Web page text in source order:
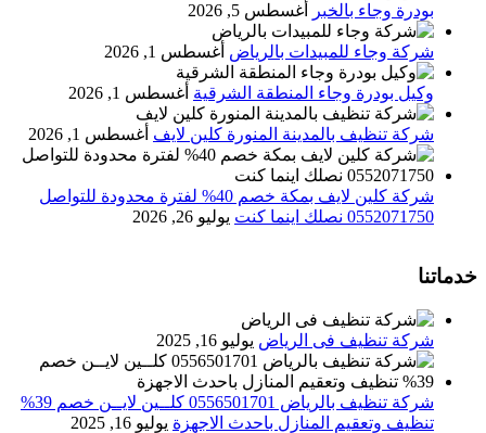
بودرة وجاء بالخبر أغسطس 5, 2026
شركة وجاء للمبيدات بالرياض أغسطس 1, 2026
وكيل بودرة وجاء المنطقة الشرقية أغسطس 1, 2026
شركة تنظيف بالمدينة المنورة كلين لايف أغسطس 1, 2026
شركة كلين لايف بمكة خصم 40% لفترة محدودة للتواصل
0552071750 نصلك اينما كنت
يوليو 26, 2026
خدماتنا
شركة تنظيف فى الرياض يوليو 16, 2025
شركة تنظيف بالرياض 0556501701 كلــين لايــن خصم 39%
تنظيف وتعقيم المنازل باحدث الاجهزة يوليو 16, 2025